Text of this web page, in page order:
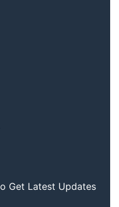
Get Latest Updates